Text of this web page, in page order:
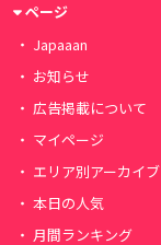
ページ
Japaaan
お知らせ
広告掲載について
マイページ
エリア別アーカイブ
本日の人気
月間ランキング